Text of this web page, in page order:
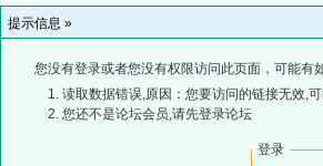
提示信息 »
您没有登录或者您没有权限访问此页面，可能有
读取数据错误,原因：您要访问的链接无效,
您还不是论坛会员,请先登录论坛
登录